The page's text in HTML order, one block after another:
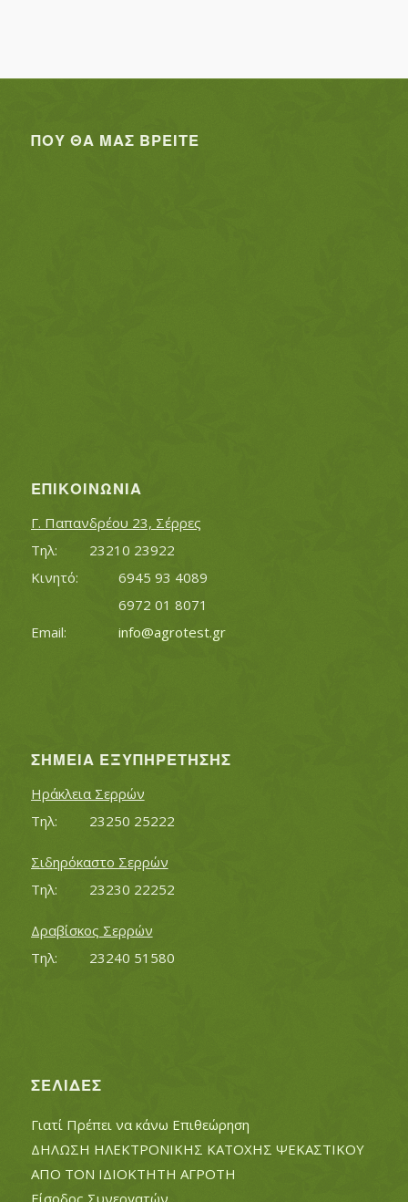
ΠΟΥ ΘΑ ΜΑΣ ΒΡΕΊΤΕ
ΕΠΙΚΟΙΝΩΝΊΑ
Γ. Παπανδρέου 23, Σέρρες
Τηλ:		23210 23922
Κινητό:		6945 93 4089
			6972 01 8071
info@agrotest.gr
ΣΗΜΕΊΑ ΕΞΥΠΗΡΈΤΗΣΗΣ
Ηράκλεια Σερρών
Τηλ:		23250 25222
Σιδηρόκαστο Σερρών
Τηλ:		23230 22252
Δραβίσκος Σερρών
Τηλ:		23240 51580
ΣΕΛΊΔΕΣ
Γιατί Πρέπει να κάνω Επιθεώρηση
ΔΗΛΩΣΗ ΗΛΕΚΤΡΟΝΙΚΗΣ ΚΑΤΟΧΗΣ ΨΕΚΑΣΤΙΚΟΥ
ΑΠΟ ΤΟΝ ΙΔΙΟΚΤΗΤΗ ΑΓΡΟΤΗ